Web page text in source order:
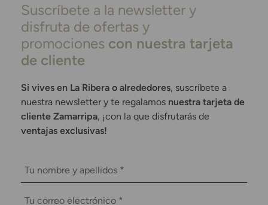
Suscríbete a la newsletter y
disfruta de ofertas y
promociones con nuestra tarjeta
de cliente
Si vives en La Ribera o alrededores, suscríbete a
nuestra newsletter y te regalamos nuestra tarjeta de
cliente Zamarripa, ¡con la que disfrutarás de
ventajas exclusivas!